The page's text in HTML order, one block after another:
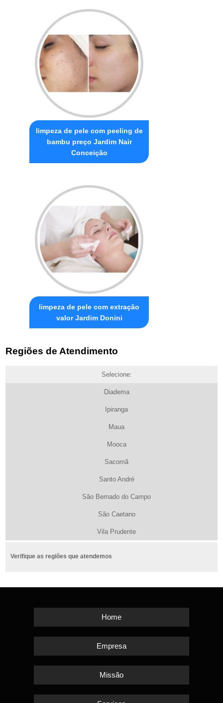
limpeza de pele com peeling de
bambu preço Jardim Nair
Conceição
limpeza de pele com extração
valor Jardim Donini
Regiões de Atendimento
Selecione:
Diadema
Ipiranga
Maua
Mooca
Sacomã
Santo André
São Bernado do Campo
São Caetano
Vila Prudente
Verifique as regiões que atendemos
Home
Empresa
Missão